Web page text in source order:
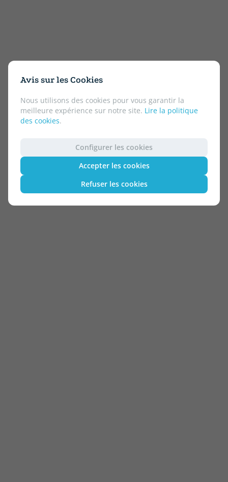
Avis sur les Cookies
Nous utilisons des cookies pour vous garantir la
meilleure expérience sur notre site. Lire la politique
des cookies.
Configurer les cookies
Accepter les cookies
Refuser les cookies